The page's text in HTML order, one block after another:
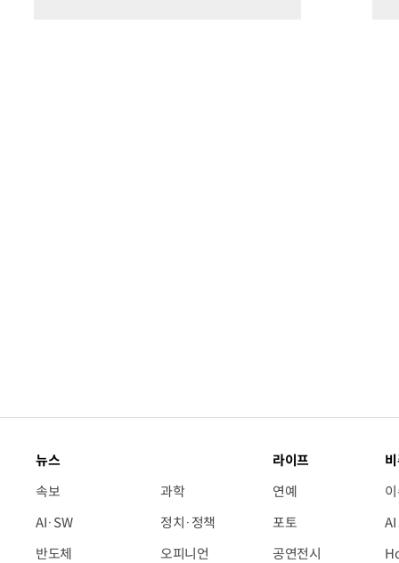
뉴스
속보
AI·SW
반도체
과학
정치·정책
오피니언
라이프
연예
포토
공연전시